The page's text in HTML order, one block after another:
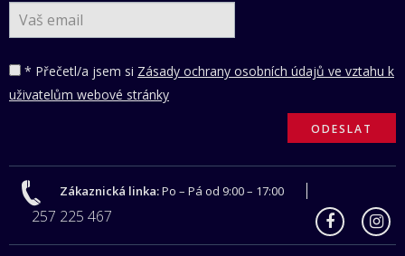
* Přečetl/a jsem si Zásady ochrany osobních údajů ve vztahu k
uživatelům webové stránky
Zákaznická linka:Po – Pá od 9:00 – 17:00
257 225 467